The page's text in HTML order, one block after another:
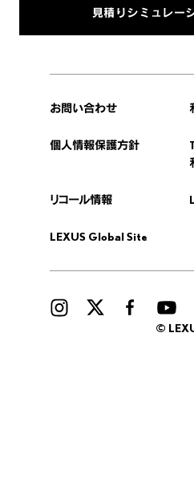
見積りシミュレー
お問い合わせ
個人情報保護方針
リコール情報
LEXUS Global Site
©